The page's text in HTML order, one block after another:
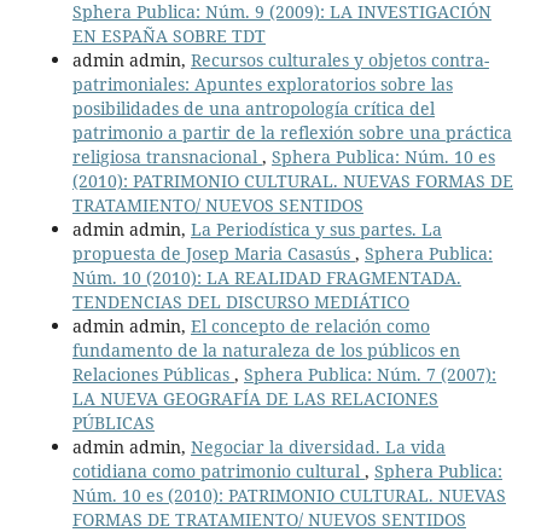
Sphera Publica: Núm. 9 (2009): LA INVESTIGACIÓN
EN ESPAÑA SOBRE TDT
admin admin, Recursos culturales y objetos contra-
patrimoniales: Apuntes exploratorios sobre las
posibilidades de una antropología crítica del
patrimonio a partir de la reflexión sobre una práctica
religiosa transnacional , Sphera Publica: Núm. 10 es
(2010): PATRIMONIO CULTURAL. NUEVAS FORMAS DE
TRATAMIENTO/ NUEVOS SENTIDOS
admin admin, La Periodística y sus partes. La
propuesta de Josep Maria Casasús , Sphera Publica:
Núm. 10 (2010): LA REALIDAD FRAGMENTADA.
TENDENCIAS DEL DISCURSO MEDIÁTICO
admin admin, El concepto de relación como
fundamento de la naturaleza de los públicos en
Relaciones Públicas , Sphera Publica: Núm. 7 (2007):
LA NUEVA GEOGRAFÍA DE LAS RELACIONES
PÚBLICAS
admin admin, Negociar la diversidad. La vida
cotidiana como patrimonio cultural , Sphera Publica:
Núm. 10 es (2010): PATRIMONIO CULTURAL. NUEVAS
FORMAS DE TRATAMIENTO/ NUEVOS SENTIDOS